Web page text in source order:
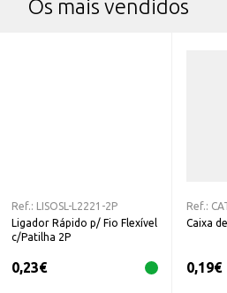
Os mais vendidos
Ref.:
LISOSL-L2221-2P
Ligador Rápido p/ Fio Flexível
c/Patilha 2P
0,23€
Ref.:
Caixa
0,19€